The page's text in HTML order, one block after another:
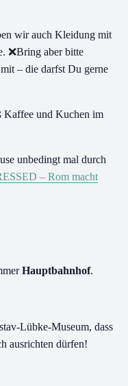
wir auch Kleidung mit
❌Bring aber bitte
– die darfst Du gerne
Kaffee und Kuchen im
unbedingt mal durch
– Rom macht
Hauptbahnhof.
Lübke-Museum, dass
ausrichten dürfen!